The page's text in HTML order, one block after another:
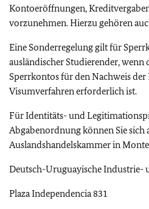
Kontoeröffnungen,
vorzunehmen. Hierzu gehören
Eine Sonderregelung gilt für
ausländischer Studierender, wenn
Sperrkontos für den Nachweis
Visumverfahren erforderlich ist.
Für Identitäts- und
Abgabenordnung können Sie sich
Auslandshandelskammer in
Deutsch-Uruguayische Industrie-
Plaza Independencia 831